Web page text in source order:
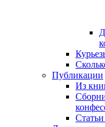
Публикации
Из